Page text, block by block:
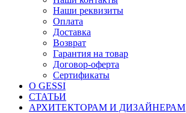
Наши реквизиты
Оплата
Доставка
Возврат
Гарантия на товар
Договор-оферта
Сертификаты
О GESSI
СТАТЬИ
АРХИТЕКТОРАМ И ДИЗАЙНЕРАМ